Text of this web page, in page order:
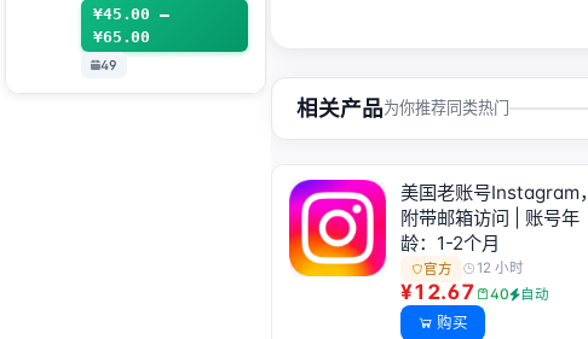
¥45.00 –
¥65.00
49
相关产品为你推荐同类热门
美国老账号Instagram，
附带邮箱访问 | 账号年
龄：1-2个月
官方 12 小时
¥12.67 40 自动
购买